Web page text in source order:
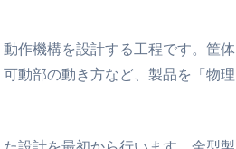
作機構を設計する工程です。筐体
動部の動き方など、製品を「物理